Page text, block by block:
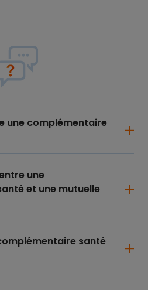
une complémentaire
une
et une mutuelle
santé